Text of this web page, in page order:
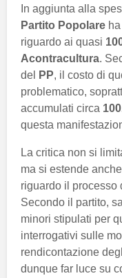
In aggiunta alla
Partito Popolare
riguardo ai quasi
Acontracultura.
del
PP, il costo di
problematico,
accumulati circa
questa
La critica non si
ma si estende
riguardo il processo
Secondo il partito,
minori stipulati per
interrogativi sulle
rendicontazione
dunque far luce su